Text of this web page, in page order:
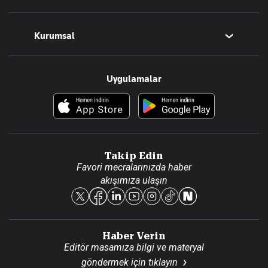
Magazin
Teknoloji
Resmî Ilanlar
Foto Haber
Kurumsal
Hakkımızda
Künye
Reklam Ver
Uygulamalar
Takip Edin
Favori mecralarınızda haber
akışımıza ulaşın
Haber Verin
Editör masamıza bilgi ve materyal
göndermek için tıklayın